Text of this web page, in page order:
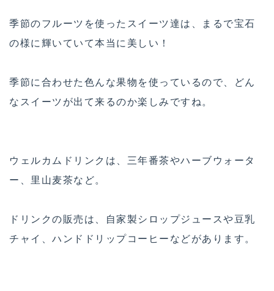
季節のフルーツを使ったスイーツ達は、まるで宝石
の様に輝いていて本当に美しい！
季節に合わせた色んな果物を使っているので、どん
なスイーツが出て来るのか楽しみですね。
ウェルカムドリンクは、三年番茶やハーブウォータ
ー、里山麦茶など。
ドリンクの販売は、自家製シロップジュースや豆乳
チャイ、ハンドドリップコーヒーなどがあります。